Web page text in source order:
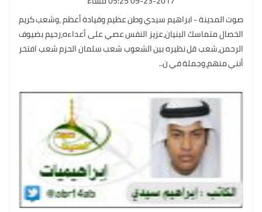
صوت المدينة - ابراهيم سيدي وطن عظيم وقيادة أعظم ،وشعب كريم
الخصال متماسك البنيان،عزيز النفس عصي على أعداءه،رحيم بضيوف
الرحمن،شعب قل نظيره بين الشعوب شعب سلمان الحزم شعب افتخر
أنني منهم،وجملة في ن..